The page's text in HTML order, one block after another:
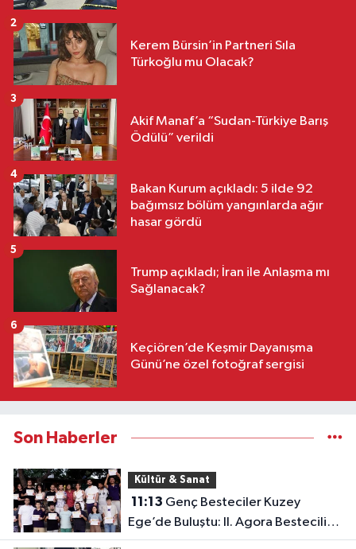
Kerem Bürsin’in Partneri Sıla
Türkoğlu mu Olacak?
2
Akif Manaf’a “Sudan-Türkiye Barış
Ödülü” verildi
3
Bakan Kurum açıkladı: 5 ilde 92
bağımsız bölüm yangınlarda ağır
hasar gördü
4
Trump açıkladı; İran ile Anlaşma mı
Sağlanacak?
5
Keçiören’de Keşmir Dayanışma
Günü’ne özel fotoğraf sergisi
6
Son Haberler
Kültür & Sanat
11:13
Ege’de Buluştu: II. Agora Bestecilik
Kampı Başladı